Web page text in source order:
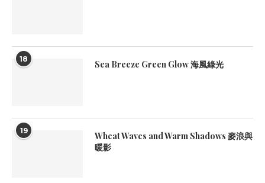
18 Sea Breeze Green Glow 海風綠光
19
Wheat Waves and Warm Shadows 麥浪與
暖影